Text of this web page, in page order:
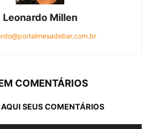
Leonardo Millen
COMENTÁRIOS
SEUS COMENTÁRIOS